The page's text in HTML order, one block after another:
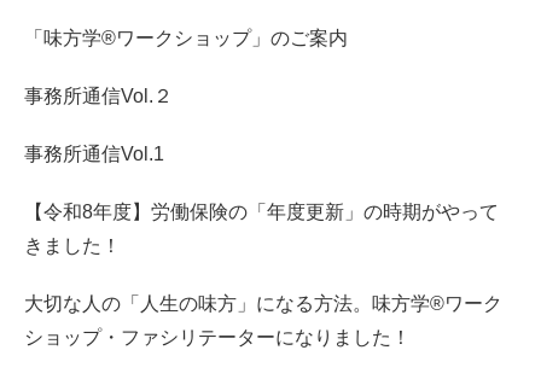
「味方学®ワークショップ」のご案内
事務所通信Vol.２
事務所通信Vol.1
【令和8年度】労働保険の「年度更新」の時期がやって
きました！
大切な人の「人生の味方」になる方法。味方学®ワーク
ショップ・ファシリテーターになりました！